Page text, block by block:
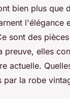
•3 min de
bien plus que
l'élégance
sont des
preuve, elles
actuelle.
par la robe